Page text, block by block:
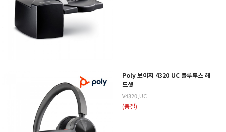
Poly 보이저 4320 UC 블루투스 헤
드셋
V4320,UC
(품절)